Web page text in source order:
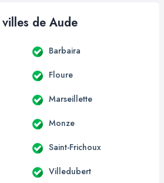
de Aude
Barbaira
Floure
Marseillette
Monze
Saint-Frichoux
Villedubert